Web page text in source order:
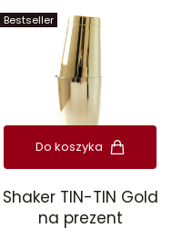
Bestseller
Do koszyka
Shaker TIN-TIN Gold
na prezent